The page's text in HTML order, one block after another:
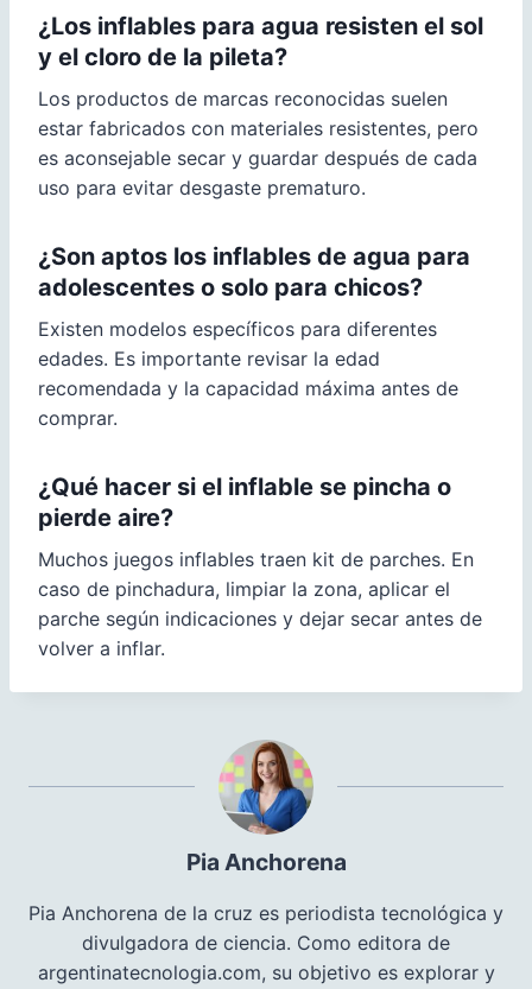
¿Los inflables para agua resisten el sol
y el cloro de la pileta?
Los productos de marcas reconocidas suelen
estar fabricados con materiales resistentes, pero
es aconsejable secar y guardar después de cada
uso para evitar desgaste prematuro.
¿Son aptos los inflables de agua para
adolescentes o solo para chicos?
Existen modelos específicos para diferentes
edades. Es importante revisar la edad
recomendada y la capacidad máxima antes de
comprar.
¿Qué hacer si el inflable se pincha o
pierde aire?
Muchos juegos inflables traen kit de parches. En
caso de pinchadura, limpiar la zona, aplicar el
parche según indicaciones y dejar secar antes de
volver a inflar.
Pia Anchorena
Pia Anchorena de la cruz es periodista tecnológica y
divulgadora de ciencia. Como editora de
argentinatecnologia.com, su objetivo es explorar y